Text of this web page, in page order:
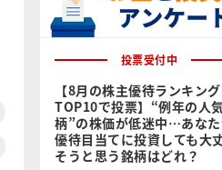
投票受付中
【8月の株主優待ランキング
TOP10で投票】“例年の人
柄”の株価が低迷中…あな
優待目当てに投資しても大
そうと思う銘柄はどれ？